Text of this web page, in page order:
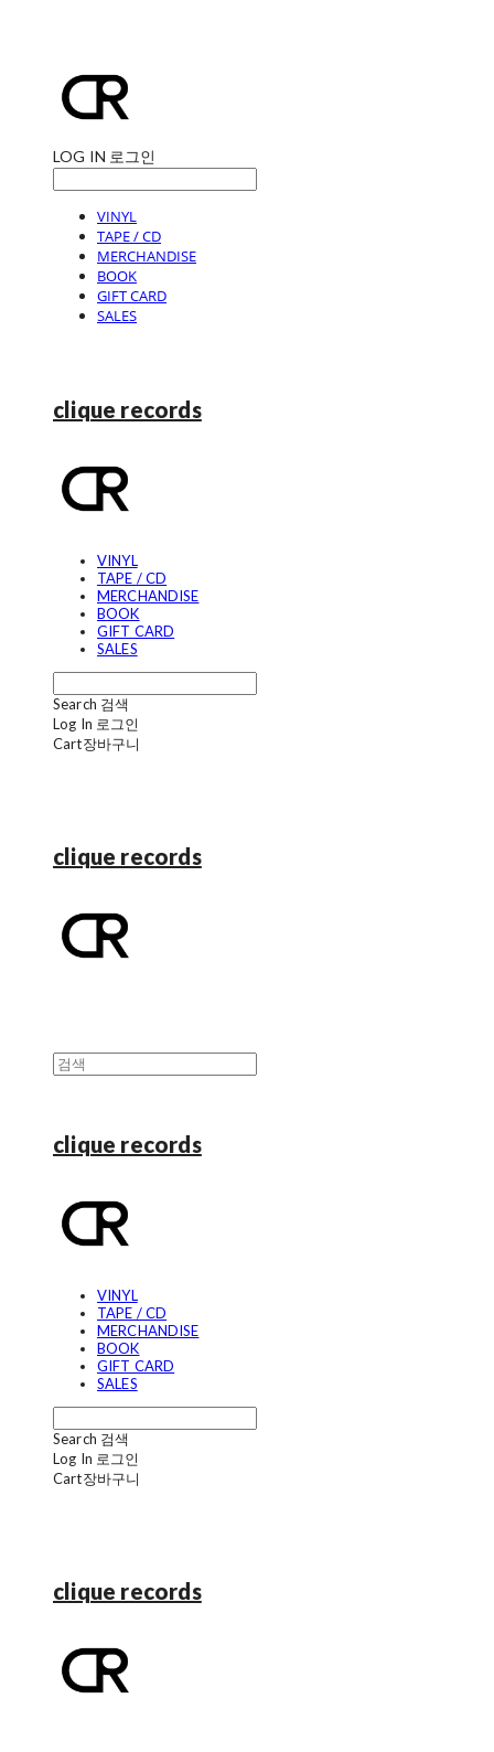
LOG IN 로그인
VINYL
TAPE / CD
MERCHANDISE
BOOK
GIFT CARD
SALES
clique records
VINYL
TAPE / CD
MERCHANDISE
BOOK
GIFT CARD
SALES
Search 검색
Log In 로그인
Cart장바구니
clique records
clique records
VINYL
TAPE / CD
MERCHANDISE
BOOK
GIFT CARD
SALES
Search 검색
Log In 로그인
Cart장바구니
clique records